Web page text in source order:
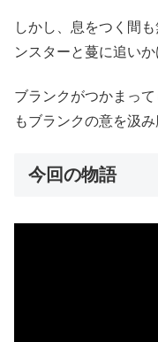
しかし、息をつく間
ンスターと蔓に追い
ブランクがつかまっ
もブランクの意を汲
今回の物語